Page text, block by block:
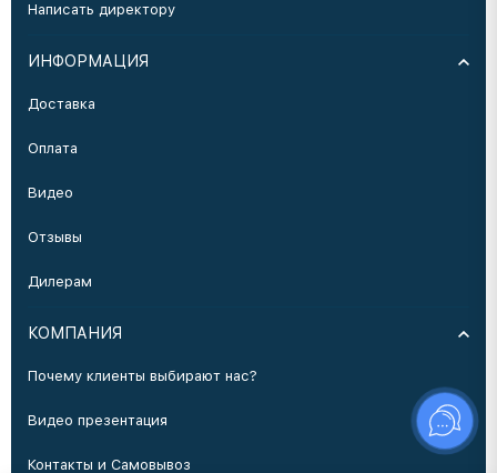
Написать директору
ИНФОРМАЦИЯ
Доставка
Оплата
Видео
Отзывы
Дилерам
КОМПАНИЯ
Почему клиенты выбирают нас?
Видео презентация
Контакты и Самовывоз